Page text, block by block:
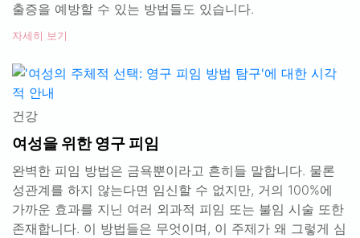
출증을 예방할 수 있는 방법들도 있습니다.
자세히 보기
건강
여성을 위한 영구 피임
완벽한 피임 방법은 금욕뿐이라고 흔히들 말합니다. 물론
성관계를 하지 않는다면 임신할 수 없지만, 거의 100%에
가까운 효과를 지닌 여러 외과적 피임 또는 불임 시술 또한
존재합니다. 이 방법들은 무엇이며, 이 주제가 왜 그렇게 심